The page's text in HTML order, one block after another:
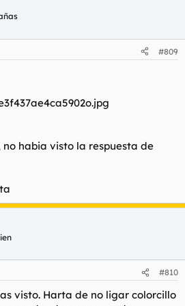
#809
no habia visto la respuesta de
#810
visto. Harta de no ligar colorcillo